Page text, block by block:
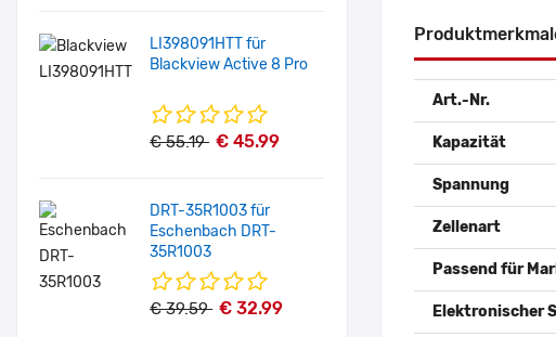
LI398091HTT für
Blackview Active 8 Pro
€ 55.19 € 45.99
DRT-35R1003 für
Eschenbach DRT-
35R1003
€ 39.59 € 32.99
Art.-Nr.
Kapazität
Spannung
Zellenart
Passend für
Elektronischer